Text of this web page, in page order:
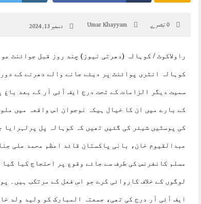
Umar Khayyam دسمبر 13, 2024
راولاکوٹ / کوہالہ (دھرتی نیوز) چند روز قبل جوائنٹ
کوہالہ انٹری پوائنٹ پر دیئے جانے والے دھرنے کے
سمیت دیگر الزامات کے تحت درج ایف آئی آر کے بعد باغ
کے بارے میں ان کا خیال ہیکہ نوجوان اس واقعہ میں
کی پوسٹیں شیئر کی گئیں تھیں کہ کوہالہ پل
عبدالقیوم خان، بانی پاکستان قائد اعظم محمد علی
لوگوں کے خلاف کاروائی کرے جو اس فعل کے مرتکب ہیں۔
ایف آئی آر درج کی تھی، جمعتہ المبارک کو ولید ولد